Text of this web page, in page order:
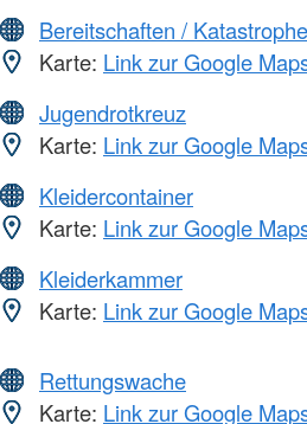
Bereitschaften /
Karte: Link zur Google
Jugendrotkreuz
Karte: Link zur Google
Kleidercontainer
Karte: Link zur Google
Kleiderkammer
Karte: Link zur Google
Rettungswache
Karte: Link zur Google